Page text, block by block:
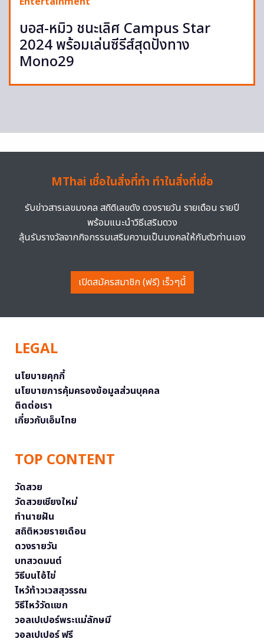
บอส-หมิว ชนะเลิศ Campus Star
2024 พร้อมเล่นซีรีส์สุดปังทาง
Mono29
MThai เชื่อในสิ่งที่ทำ ทำในสิ่งที่เชื่อ
รับข่าวสารเลขมงคล สถิติเลขดัง ดวงรายวัน รายเดือน รายปี
พร้อมแนะนำวิธีเสริมดวง
ลุ้นรับรางวัลจากกิจกรรมเสริมความเป็นมงคลให้กับตัวท่านเอง
เปิดสมัครสมาชิก (ฟรี) เร็วๆนี้
LEGAL
นโยบายคุกกี้
นโยบายการคุ้มครองข้อมูลส่วนบุคคล
ติดต่อเรา
เกี่ยวกับเอ็มไทย
TOP CONTENT
วัดสวย
วัดสวยเชียงใหม่
ทำนายฝัน
สถิติหวยรายเดือน
ดวงรายวัน
บทสวดมนต์
วิธีบนไอ้ไข่
ไหว้ท้าวเวสสุวรรณ
วิธีไหว้วัดแขก
วอลเปเปอร์พระแม่ลักษมี
วอลเปเปอร์ ฟรี